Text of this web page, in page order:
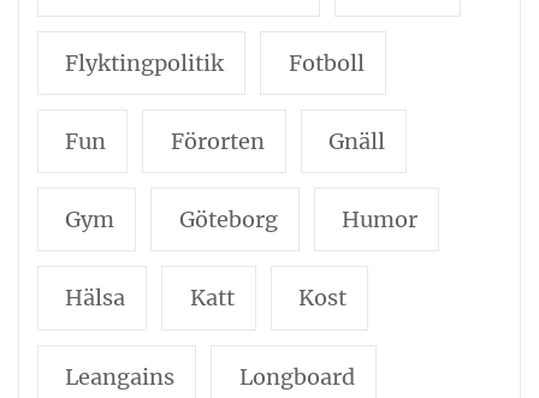
Flyktingpolitik Fotboll
Fun Förorten Gnäll
Gym Göteborg Humor
Hälsa Katt Kost
Leangains Longboard